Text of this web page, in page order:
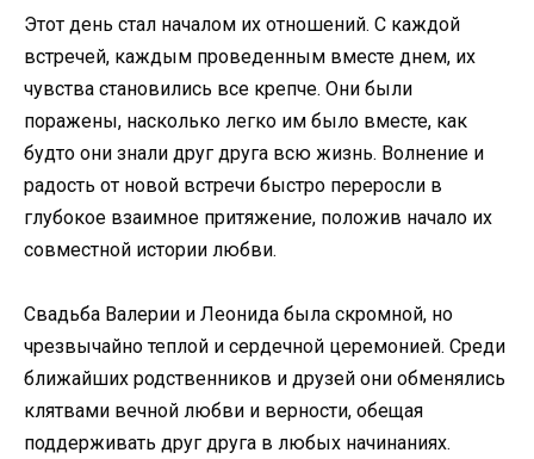
Этот день стал началом их отношений. С каждой
встречей, каждым проведенным вместе днем, их
чувства становились все крепче. Они были
поражены, насколько легко им было вместе, как
будто они знали друг друга всю жизнь. Волнение и
радость от новой встречи быстро переросли в
глубокое взаимное притяжение, положив начало их
совместной истории любви.
Свадьба Валерии и Леонида была скромной, но
чрезвычайно теплой и сердечной церемонией. Среди
ближайших родственников и друзей они обменялись
клятвами вечной любви и верности, обещая
поддерживать друг друга в любых начинаниях.